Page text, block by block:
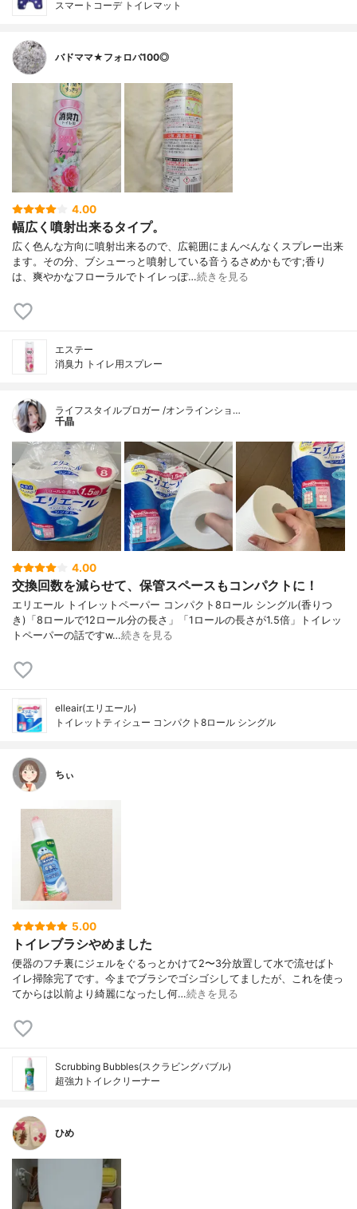
スマートコーデ トイレマット
バドママ★フォロバ100◎
4.00
幅広く噴射出来るタイプ。
広く色んな方向に噴射出来るので、広範囲にまんべんなくスプレー出来
ます。その分、ブシューっと噴射している音うるさめかもです;香り
は、爽やかなフローラルでトイレっぽ…続きを見る
エステー
消臭力 トイレ用スプレー
ライフスタイルブロガー /オンラインショ…
千晶
4.00
交換回数を減らせて、保管スペースもコンパクトに！
エリエール トイレットペーパー コンパクト8ロール シングル(香りつ
き)「8ロールで12ロール分の長さ」「1ロールの長さが1.5倍」トイレッ
トペーパーの話ですw…続きを見る
elleair(エリエール)
トイレットティシュー コンパクト8ロール シングル
ちぃ
5.00
トイレブラシやめました
便器のフチ裏にジェルをぐるっとかけて2〜3分放置して水で流せばト
イレ掃除完了です。今までブラシでゴシゴシしてましたが、これを使っ
てからは以前より綺麗になったし何…続きを見る
Scrubbing Bubbles(スクラビングバブル)
超強力トイレクリーナー
ひめ